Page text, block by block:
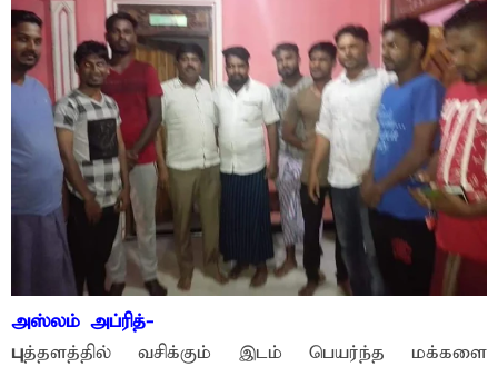
அஸ்லம் அப்ரித்-
புத்தளத்தில் வசிக்கும் இடம் பெயர்ந்த மக்களை